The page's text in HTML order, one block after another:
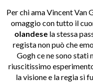
Per chi ama Vincent Van
omaggio con tutto il
olandese la stessa
regista non può che
Gogh ce ne sono stati
riuscitissimo
la visione e la regia sì